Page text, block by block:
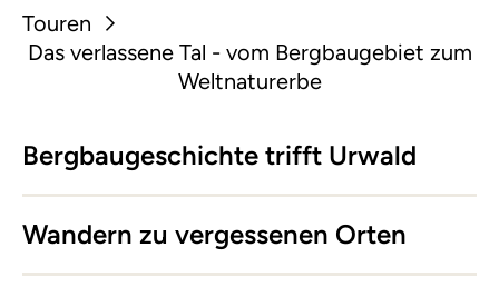
Touren
Das verlassene Tal - vom Bergbaugebiet zum
Weltnaturerbe
Bergbaugeschichte trifft Urwald
Wandern zu vergessenen Orten